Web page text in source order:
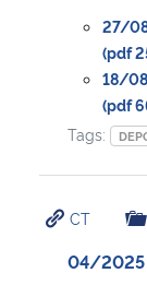
27/
(pdf
18/
(pdf
Tags:
CT
04/2025